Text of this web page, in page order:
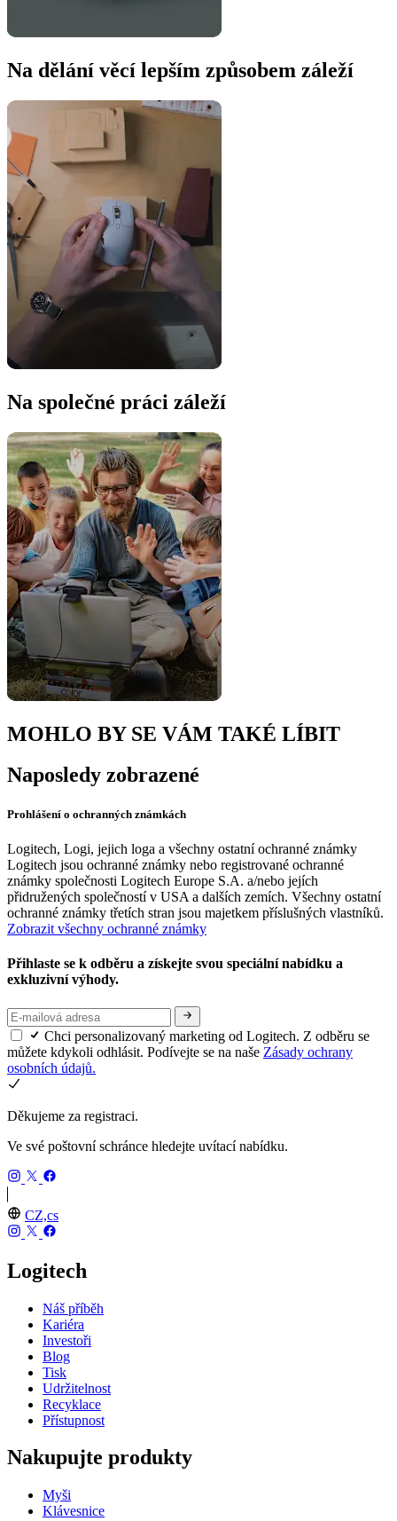
Na dělání věcí lepším způsobem záleží
Na společné práci záleží
MOHLO BY SE VÁM TAKÉ LÍBIT
Naposledy zobrazené
Prohlášení o ochranných známkách
Logitech, Logi, jejich loga a všechny ostatní ochranné známky
Logitech jsou ochranné známky nebo registrované ochranné
známky společnosti Logitech Europe S.A. a/nebo jejích
přidružených společností v USA a dalších zemích. Všechny ostatní
ochranné známky třetích stran jsou majetkem příslušných vlastníků.
Zobrazit všechny ochranné známky
Přihlaste se k odběru a získejte svou speciální nabídku a
exkluzivní výhody.
Chci personalizovaný marketing od Logitech. Z odběru se
můžete kdykoli odhlásit. Podívejte se na naše Zásady ochrany
osobních údajů.
Děkujeme za registraci.
Ve své poštovní schránce hledejte uvítací nabídku.
CZ,cs
Logitech
Náš příběh
Kariéra
Investoři
Blog
Tisk
Udržitelnost
Recyklace
Přístupnost
Nakupujte produkty
Myši
Klávesnice